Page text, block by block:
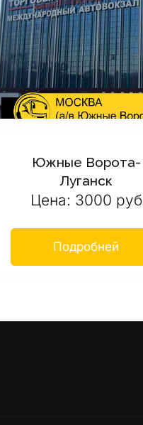
Южные Ворота-
Луганск
Цена: 3000 руб
Подробней